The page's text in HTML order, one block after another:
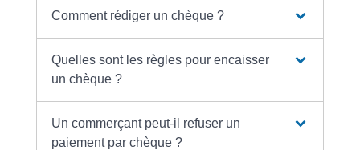
Comment rédiger un chèque ?
Quelles sont les règles pour encaisser
un chèque ?
Un commerçant peut-il refuser un
paiement par chèque ?